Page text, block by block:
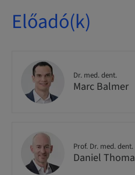
Előadó(k)
Dr. med. dent.
Marc Balmer
Prof. Dr. med. dent.
Daniel Thoma